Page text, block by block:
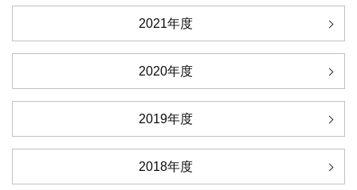
2021年度
2020年度
2019年度
2018年度